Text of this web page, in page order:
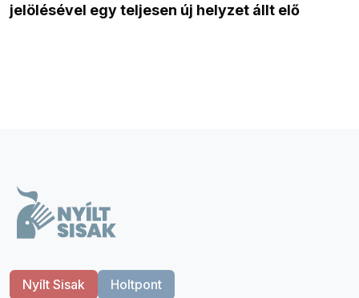
jelölésével egy teljesen új helyzet állt elő
Nyílt Sisak Holtpont